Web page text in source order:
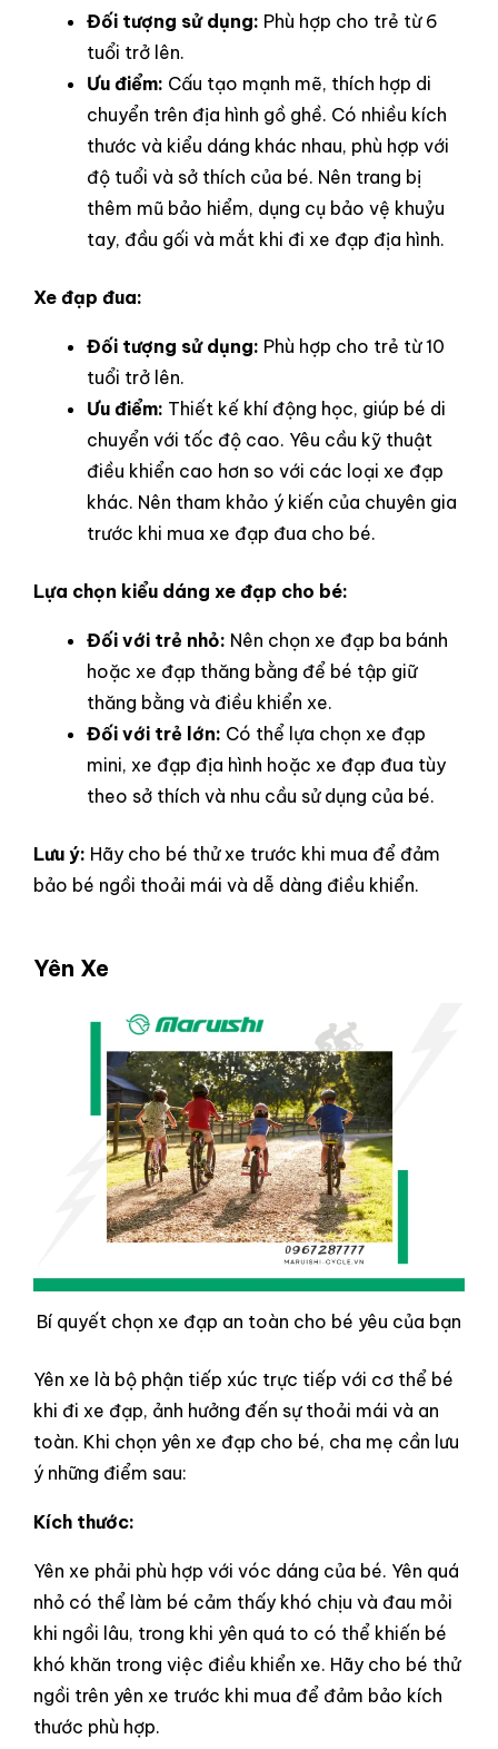
Đối tượng sử dụng: Phù hợp cho trẻ từ 6
tuổi trở lên.
Ưu điểm: Cấu tạo mạnh mẽ, thích hợp di
chuyển trên địa hình gồ ghề. Có nhiều kích
thước và kiểu dáng khác nhau, phù hợp với
độ tuổi và sở thích của bé. Nên trang bị
thêm mũ bảo hiểm, dụng cụ bảo vệ khuỷu
tay, đầu gối và mắt khi đi xe đạp địa hình.
Xe đạp đua:
Đối tượng sử dụng: Phù hợp cho trẻ từ 10
tuổi trở lên.
Ưu điểm: Thiết kế khí động học, giúp bé di
chuyển với tốc độ cao. Yêu cầu kỹ thuật
điều khiển cao hơn so với các loại xe đạp
khác. Nên tham khảo ý kiến của chuyên gia
trước khi mua xe đạp đua cho bé.
Lựa chọn kiểu dáng xe đạp cho bé:
Đối với trẻ nhỏ: Nên chọn xe đạp ba bánh
hoặc xe đạp thăng bằng để bé tập giữ
thăng bằng và điều khiển xe.
Đối với trẻ lớn: Có thể lựa chọn xe đạp
mini, xe đạp địa hình hoặc xe đạp đua tùy
theo sở thích và nhu cầu sử dụng của bé.
Lưu ý: Hãy cho bé thử xe trước khi mua để đảm
bảo bé ngồi thoải mái và dễ dàng điều khiển.
Yên Xe
Bí quyết chọn xe đạp an toàn cho bé yêu của bạn
Yên xe là bộ phận tiếp xúc trực tiếp với cơ thể bé
khi đi xe đạp, ảnh hưởng đến sự thoải mái và an
toàn. Khi chọn yên xe đạp cho bé, cha mẹ cần lưu
ý những điểm sau:
Kích thước:
Yên xe phải phù hợp với vóc dáng của bé. Yên quá
nhỏ có thể làm bé cảm thấy khó chịu và đau mỏi
khi ngồi lâu, trong khi yên quá to có thể khiến bé
khó khăn trong việc điều khiển xe. Hãy cho bé thử
ngồi trên yên xe trước khi mua để đảm bảo kích
thước phù hợp.